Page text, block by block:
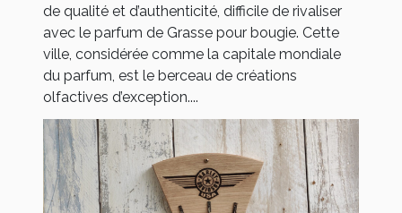
de qualité et d’authenticité, difficile de rivaliser
avec le parfum de Grasse pour bougie. Cette
ville, considérée comme la capitale mondiale
du parfum, est le berceau de créations
olfactives d’exception....